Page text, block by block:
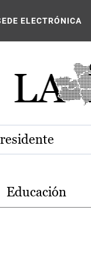
La
ELECTRÓNICA
Educación